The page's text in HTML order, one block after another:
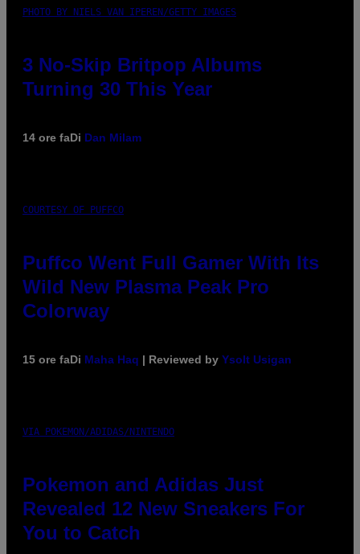
PHOTO BY NIELS VAN IPEREN/GETTY IMAGES
3 No-Skip Britpop Albums
Turning 30 This Year
14 ore faDi Dan Milam
COURTESY OF PUFFCO
Puffco Went Full Gamer With Its
Wild New Plasma Peak Pro
Colorway
15 ore faDi Maha Haq | Reviewed by Ysolt Usigan
VIA POKEMON/ADIDAS/NINTENDO
Pokemon and Adidas Just
Revealed 12 New Sneakers For
You to Catch